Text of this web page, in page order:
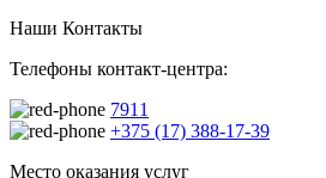
Наши Контакты
Телефоны контакт-центра:
7911
+375 (17) 388-17-39
Место оказания услуг